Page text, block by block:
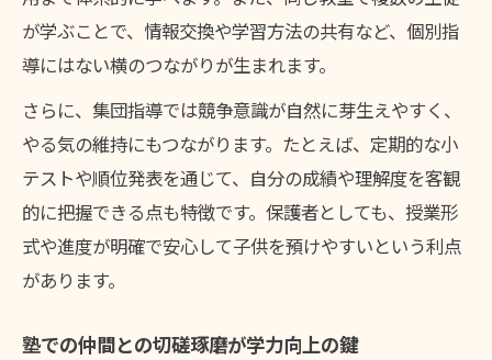
が学ぶことで、情報交換や学習方法の共有など、個別指
導にはない横のつながりが生まれます。
さらに、集団指導では競争意識が自然に芽生えやすく、
やる気の維持にもつながります。たとえば、定期的な小
テストや順位発表を通じて、自分の成績や理解度を客観
的に把握できる点も特徴です。保護者としても、授業形
式や進度が明確で安心して子供を預けやすいという利点
があります。
塾での仲間との切磋琢磨が学力向上の鍵